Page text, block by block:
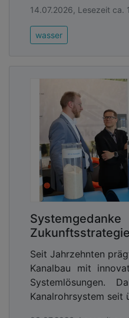
14.07.2026, Lesezeit ca.
wasser
Zukunftsstrategie
Seit Jahrzehnten
Kanalbau mit
Systemlösungen.
Kanalrohrsystem seit